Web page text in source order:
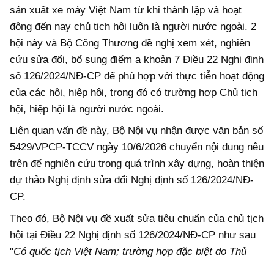
sản xuất xe máy Việt Nam từ khi thành lập và hoạt
động đến nay chủ tịch hội luôn là người nước ngoài. 2
hội này và Bộ Công Thương đề nghị xem xét, nghiên
cứu sửa đổi, bổ sung điểm a khoản 7 Điều 22 Nghị định
số 126/2024/NĐ-CP để phù hợp với thực tiễn hoạt động
của các hội, hiệp hội, trong đó có trường hợp Chủ tịch
hội, hiệp hội là người nước ngoài.
Liên quan vấn đề này, Bộ Nội vụ nhận được văn bản số
5429/VPCP-TCCV ngày 10/6/2026 chuyển nội dung nêu
trên để nghiên cứu trong quá trình xây dựng, hoàn thiện
dự thảo Nghị định sửa đổi Nghị định số 126/2024/NĐ-
CP.
Theo đó, Bộ Nội vụ đề xuất sửa tiêu chuẩn của chủ tịch
hội tại Điều 22 Nghị định số 126/2024/NĐ-CP như sau
"Có quốc tịch Việt Nam; trường hợp đặc biệt do Thủ